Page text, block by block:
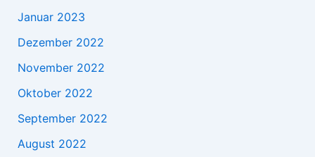
Januar 2023
Dezember 2022
November 2022
Oktober 2022
September 2022
August 2022